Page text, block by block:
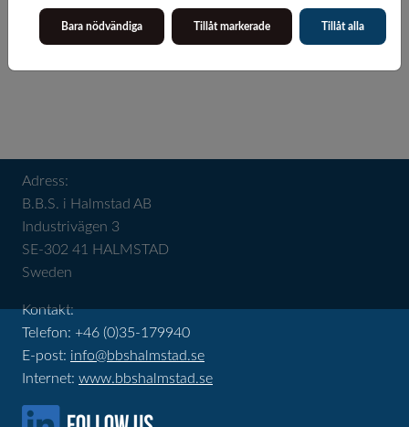
Bara nödvändiga Tillåt markerade Tillåt alla
Adress:
B.B.S. i Halmstad AB
Industrivägen 3
SE-302 41 HALMSTAD
Sweden
Kontakt:
Telefon: +46 (0)35-179940
E-post: info@bbshalmstad.se
Internet: www.bbshalmstad.se